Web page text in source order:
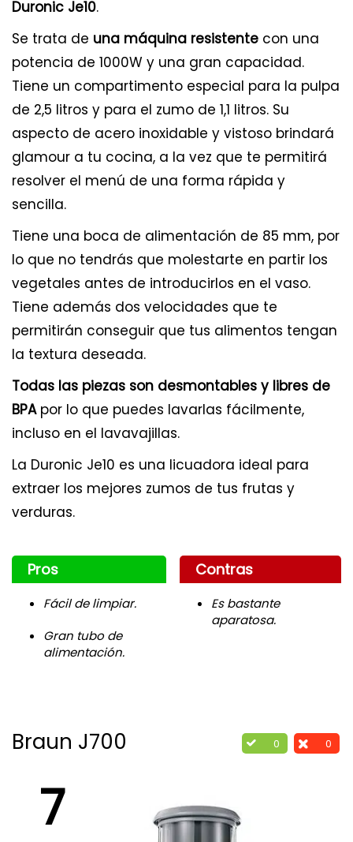
Duronic Je10.
Se trata de una máquina resistente con una
potencia de 1000W y una gran capacidad.
Tiene un compartimento especial para la pulpa
de 2,5 litros y para el zumo de 1,1 litros. Su
aspecto de acero inoxidable y vistoso brindará
glamour a tu cocina, a la vez que te permitirá
resolver el menú de una forma rápida y
sencilla.
Tiene una boca de alimentación de 85 mm, por
lo que no tendrás que molestarte en partir los
vegetales antes de introducirlos en el vaso.
Tiene además dos velocidades que te
permitirán conseguir que tus alimentos tengan
la textura deseada.
Todas las piezas son desmontables y libres de
BPA por lo que puedes lavarlas fácilmente,
incluso en el lavavajillas.
La Duronic Je10 es una licuadora ideal para
extraer los mejores zumos de tus frutas y
verduras.
Pros
Fácil de limpiar.
Gran tubo de
alimentación.
Contras
Es bastante
aparatosa.
0 0
Braun J700
7